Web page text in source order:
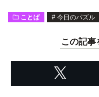
ことば # 今日のパズル
この記事